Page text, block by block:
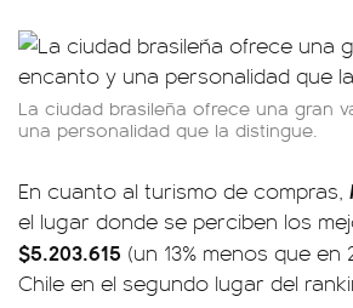
La ciudad brasileña ofrece una gran
una personalidad que la distingue.
En cuanto al turismo de compras,
el lugar donde se perciben los
$5.203.615 (un 13% menos que
Chile en el segundo lugar del